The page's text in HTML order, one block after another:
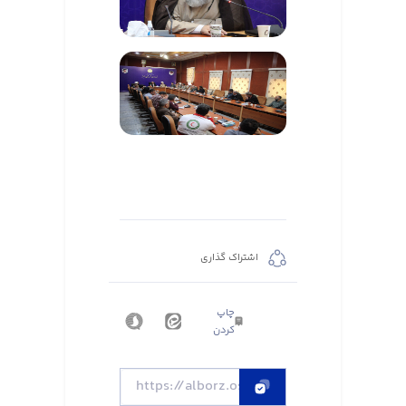
اشتراک گذاری
چاپ
کردن